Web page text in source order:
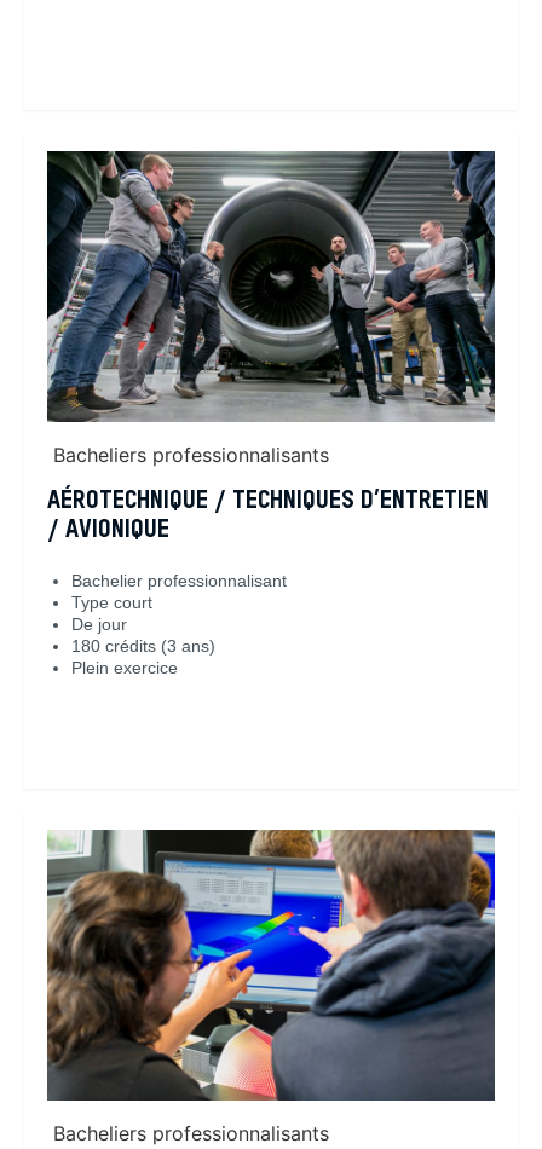
Bacheliers professionnalisants
AÉROTECHNIQUE / TECHNIQUES D’ENTRETIEN
/ AVIONIQUE
Bachelier professionnalisant
Type court
De jour
180 crédits (3 ans)
Plein exercice
Bacheliers professionnalisants